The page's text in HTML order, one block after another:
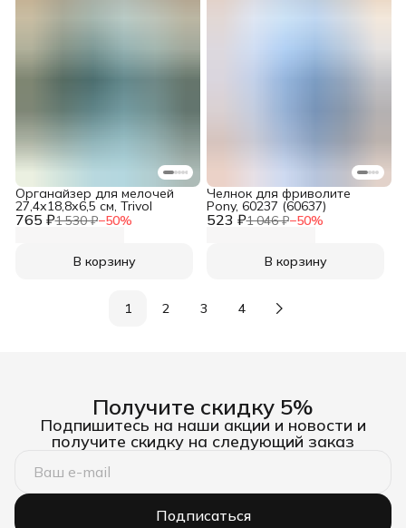
765 ₽1 530 ₽−50%
Органайзер для мелочей
27,4х18,8х6,5 см, Trivol
В корзину
523 ₽1 046 ₽−50%
Челнок для фриволите
Pony, 60237 (60637)
В корзину
1 2 3 4
Получите скидку 5%
Подпишитесь на наши акции и новости и
получите скидку на следующий заказ
Подписаться